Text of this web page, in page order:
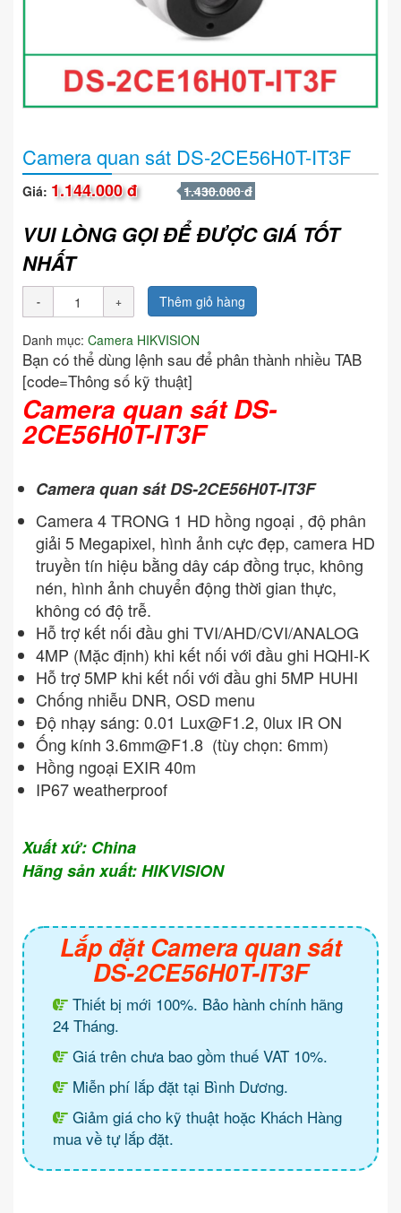
Camera quan sát DS-2CE56H0T-IT3F
Giá: 1.144.000 đ 1.430.000 đ
VUI LÒNG GỌI ĐỂ ĐƯỢC GIÁ TỐT
NHẤT
Thêm giỏ hàng
Danh mục: Camera HIKVISION
Bạn có thể dùng lệnh sau để phân thành nhiều TAB
[code=Thông số kỹ thuật]
Camera quan sát DS-
2CE56H0T-IT3F
Camera quan sát DS-2CE56H0T-IT3F
Camera 4 TRONG 1 HD hồng ngoại , độ phân
giải 5 Megapixel, hình ảnh cực đẹp, camera HD
truyền tín hiệu bằng dây cáp đồng trục, không
nén, hình ảnh chuyển động thời gian thực,
không có độ trễ.
Hỗ trợ kết nối đầu ghi TVI/AHD/CVI/ANALOG
4MP (Mặc định) khi kết nối với đầu ghi HQHI-K
Hỗ trợ 5MP khi kết nối với đầu ghi 5MP HUHI
Chống nhiễu DNR, OSD menu
Độ nhạy sáng: 0.01 Lux@F1.2, 0lux IR ON
Ống kính 3.6mm@F1.8 (tùy chọn: 6mm)
Hồng ngoại EXIR 40m
IP67 weatherproof
Xuất xứ: China
Hãng sản xuất: HIKVISION
Lắp đặt Camera quan sát
DS-2CE56H0T-IT3F
Thiết bị mới 100%. Bảo hành chính hãng
24 Tháng.
Giá trên chưa bao gồm thuế VAT 10%.
Miễn phí lắp đặt tại Bình Dương.
Giảm giá cho kỹ thuật hoặc Khách Hàng
mua về tự lắp đặt.